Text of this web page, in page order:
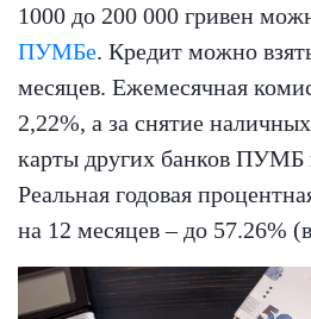
1000 до 200 000 гривен
ПУМБе. Кредит можно
месяцев. Ежемесячная
2,22%, а за снятие
карты других банков ПУМБ
Реальная годовая
на 12 месяцев – до 57.26%